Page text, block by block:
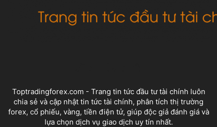
Toptradingforex.com - Trang tin tức đầu tư tài chính luôn
chia sẻ và cập nhật tin tức tài chính, phân tích thị trường
forex, cổ phiếu, vàng, tiền điện tử, giúp độc giả đánh giá và
lựa chọn dịch vụ giao dịch uy tín nhất.